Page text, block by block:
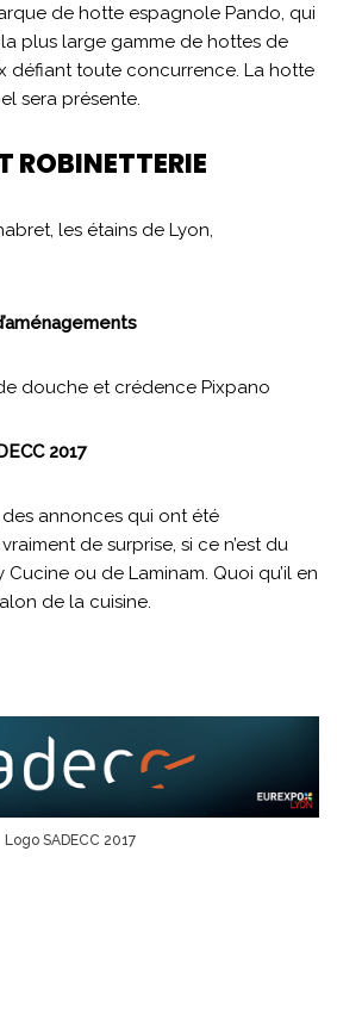
de hotte espagnole Pando, qui
plus large gamme de hottes de
défiant toute concurrence. La hotte
sera présente.
ROBINETTERIE
les étains de Lyon,
douche et crédence Pixpano
2017
annonces qui ont été
de surprise, si ce n’est du
ou de Laminam. Quoi qu’il en
de la cuisine.
Logo SADECC 2017